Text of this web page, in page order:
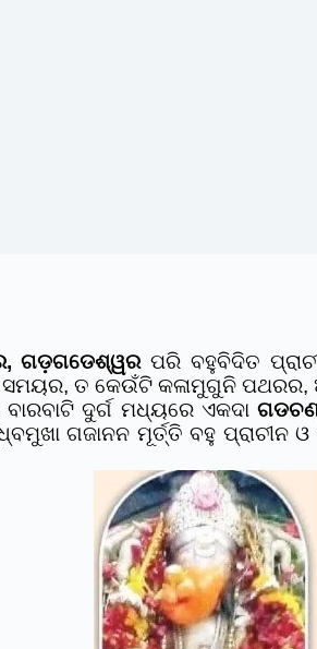
ଗଡ଼ଗଡେଶ୍ୱରପରି ବହୁବିଦିତ
ତ କେଉଁଟି କଳାମୁଗୁନି
ଦୁର୍ଗ ମଧ୍ୟରେ ଏକଦା
ଗଜାନନ ମୂର୍ତ୍ତି ବହୁ